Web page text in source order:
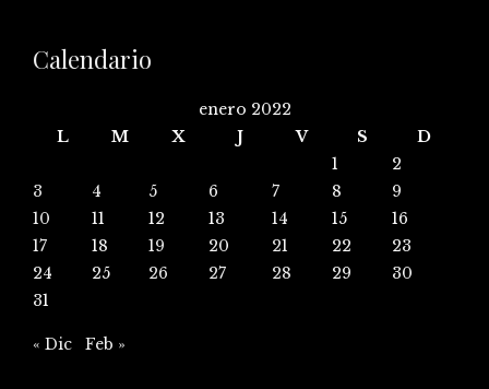
Calendario
enero 2022
L
M X J V S
D
1
2
3
4 5 6 7 8
9
10
11 12 13 14 15
16
17
18 19 20 21 22
23
24
25 26 27 28 29
30
31
« Dic Feb »